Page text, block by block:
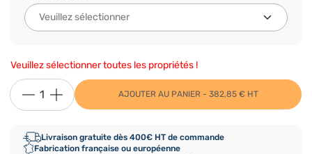
Veuillez sélectionner toutes les propriétés !
AJOUTER AU PANIER - 382,85 € HT
Livraison gratuite dès 400€ HT de commande
Fabrication française ou européenne